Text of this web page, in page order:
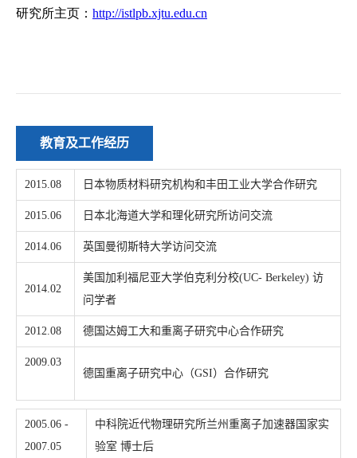
教育及工作经历
2015.08 日本物质材料研究机构和丰田工业大学合作研究
2015.06 日本北海道大学和理化研究所访问交流
2014.06 英国曼彻斯特大学访问交流
2014.02
美国加利福尼亚大学伯克利分校(UC- Berkeley) 访
问学者
2012.08 德国达姆工大和重离子研究中心合作研究
2009.03
德国重离子研究中心（GSI）合作研究
2005.06 -
2007.05
中科院近代物理研究所兰州重离子加速器国家实
验室 博士后